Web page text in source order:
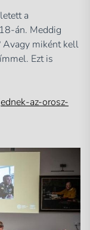
a
án. Meddig
Avagy miként kell
Ezt is
az-orosz-